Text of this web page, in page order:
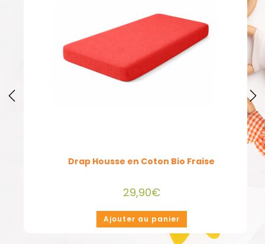
Drap Housse en Coton Bio Vichy
29,90€
Ajouter au panier